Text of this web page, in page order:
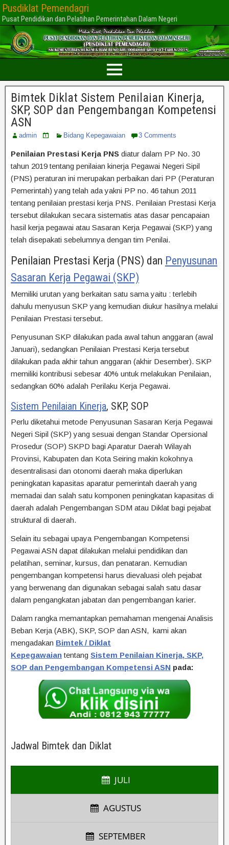
Pusdiklat Pemendagri
Pusat Pendidikan dan Pelatihan Pemerintahan Dalam Negeri
Bimtek Diklat Sistem Penilaian Kinerja,
SKP, SOP dan Pengembangan Kompetensi
ASN
admin Bidang Kepegawaian 3 Comments
Penilaian Prestasi Kerja PNS diatur dalam PP No. 30
tahun 2019 tentang penilaian kinerja Pegawai Negeri Sipil
(PNS) peraturan ini merupakan perbaikan dari PP (Peraturan
Pemerintah) yang telah ada yakni PP no. 46 tahun 2011
tentang penilaian prestasi kerja PNS. Penilaian Prestasi Kerja
tersebut dilakukan secara sistematis atas dasar pencapaian
hasil kerja pegawai atau Sasaran Kerja Pegawai (SKP) yang
telah disepakati sebelumnya dengan tim Penilai.
Penilaian Prestasi Kerja (PNS) dan Penyusunan
Sasaran Kerja Pegawai (SKP)
Memiliki urutan yang berkaitan satu sama yaitu : terlebih
dahulu menyusun SKP yang kemudian diukur hasilnya melalui
Penilaian Prestasi tersebut.
Penyusunan SKP dilakukan pada awal tahun anggaran (awal
Januari), sedangkan Penilaian Prestasi Kerja tersebut
dilakukan pada akhir tahun anggaran (akhir Desember). SKP
memiliki kontribusi sebesar 40% untuk melakukan Penilaian,
sedangkan 60% adalah Perilaku Kerja Pegawai.
Sistem Penilaian Kinerja, SKP, SOP
Perlu diketahui metode Penyusunan Sasaran Kerja Pegawai
Negeri Sipil (SKP) yang sesuai dengan Standar Opersional
Prosedur (SOP) SKPD bagi Aparatur Daerah Wilayah
Provinsi, Kabupaten dan Kota Seiring makin kokohnya
desentralisasi dan otonomi daerah maka diperlukan
peningkatan kapasitas aparatur pemerintah daerah yang
memadai dan salah satu komponen peningkatan kapasitas di
daerah adalah Pengembangan SDM atau Diklat bagi pejabat
struktural di daerah.
Selain itu sebagai upaya Pengembangan Kompetensi
Pegawai ASN dapat dilakukan melalui pendidikan dan
pelatihan, seminar, kursus, dan penataran. Kemudian
pengembangan kompetensi harus dievaluasi oleh pejabat
yang berwenang dan digunakan sebagai salah satu dasar
dalam pengangkatan jabatan dan pengembangan karier.
Dalam rangka memantapkan pemahaman mengenai Analisis
Beban Kerja (ABK), SKP, SOP dan ASN, kami akan
mengadakan Bimtek / Diklat
Kepegawaiantentang Sistem Penilaian Kinerja, SKP,
SOP dan Pengembangan Kompetensi ASN pada:
Jadwal Bimtek dan Diklat
JULI
AGUSTUS
SEPTEMBER